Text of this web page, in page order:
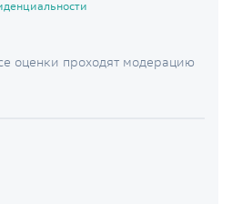
оценки проходят модерацию